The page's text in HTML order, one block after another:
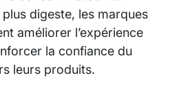
digeste, les marques
améliorer l’expérience
la confiance du
leurs produits.